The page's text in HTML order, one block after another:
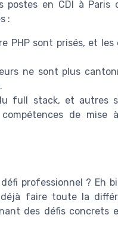
en CDI à Paris
:
PHP sont prisés, et les
ne sont plus
full stack, et autres
de mise
professionnel ? Eh
faire toute la
des défis concrets